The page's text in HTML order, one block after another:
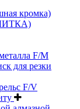
кромка)
F/M
для резки
F/V